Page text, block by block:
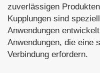
zuverlässigen
Kupplungen sind
Anwendungen
Anwendungen, die eine
Verbindung erfordern.